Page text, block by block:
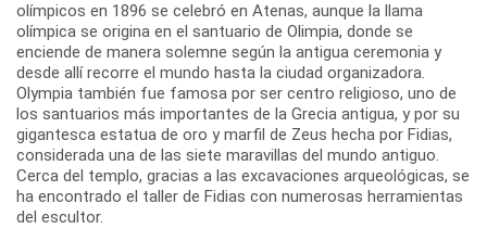
olímpicos en 1896 se celebró en Atenas, aunque la llama
olímpica se origina en el santuario de Olimpia, donde se
enciende de manera solemne según la antigua ceremonia y
desde allí recorre el mundo hasta la ciudad organizadora.
Olympia también fue famosa por ser centro religioso, uno de
los santuarios más importantes de la Grecia antigua, y por su
gigantesca estatua de oro y marfil de Zeus hecha por Fidias,
considerada una de las siete maravillas del mundo antiguo.
Cerca del templo, gracias a las excavaciones arqueológicas, se
ha encontrado el taller de Fidias con numerosas herramientas
del escultor.